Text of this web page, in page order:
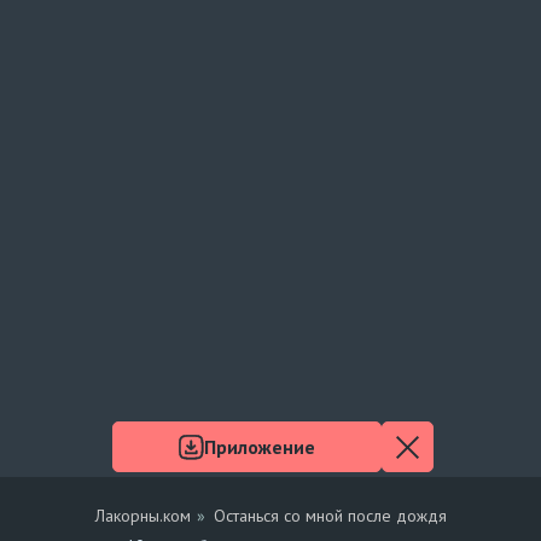
Лакорны.ком
Останься со мной после дождя
Приложение